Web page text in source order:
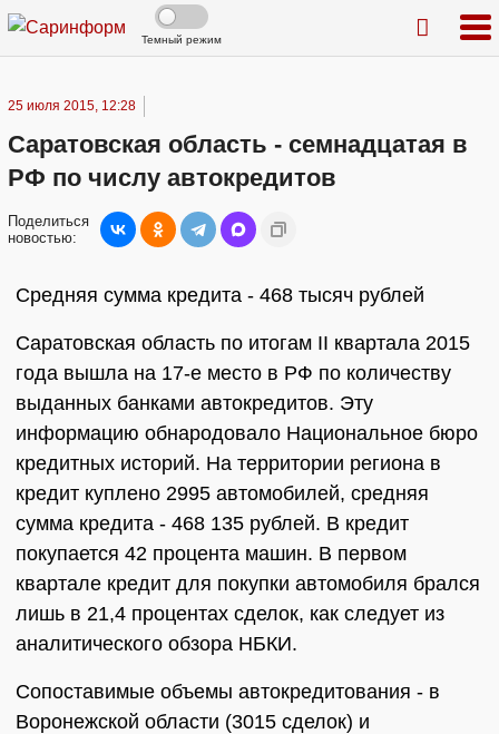
Темный режим
25 июля 2015, 12:28
Саратовская область - семнадцатая в
РФ по числу автокредитов
Поделиться
новостью:
Средняя сумма кредита - 468 тысяч рублей
Саратовская область по итогам II квартала 2015
года вышла на 17-е место в РФ по количеству
выданных банками автокредитов. Эту
информацию обнародовало Национальное бюро
кредитных историй. На территории региона в
кредит куплено 2995 автомобилей, средняя
сумма кредита - 468 135 рублей. В кредит
покупается 42 процента машин. В первом
квартале кредит для покупки автомобиля брался
лишь в 21,4 процентах сделок, как следует из
аналитического обзора НБКИ.
Сопоставимые объемы автокредитования - в
Воронежской области (3015 сделок) и